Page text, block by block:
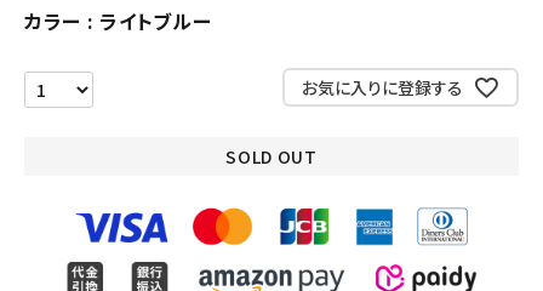
ようこそ ゲスト 様
meeting_room ログイン
カラー ライトブルー
お気に入りに登録する
SOLD OUT